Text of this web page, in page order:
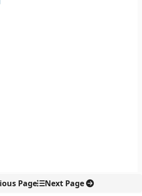
Page Next Page